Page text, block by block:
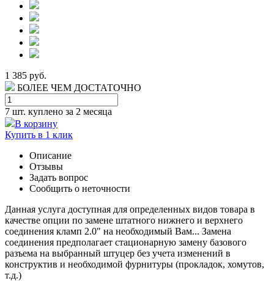
1 385 руб.
БОЛЕЕ ЧЕМ ДОСТАТОЧНО
7 шт. куплено за 2 месяца
В корзину
Купить в 1 клик
Описание
Отзывы
Задать вопрос
Сообщить о неточности
Данная услуга доступная для определенных видов товара в
качестве опции по замене штатного нижнего и верхнего
соединения кламп 2.0" на необходимый Вам... Замена
соединения предполагает стационарную замену базового
разъема на выбранный штуцер без учета изменений в
конструктив и необходимой фурнитуры (прокладок, хомутов,
т.д.)